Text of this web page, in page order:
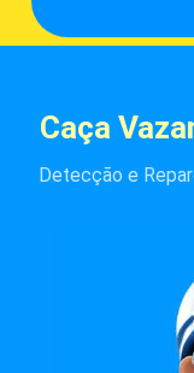
Caça
Detecção e